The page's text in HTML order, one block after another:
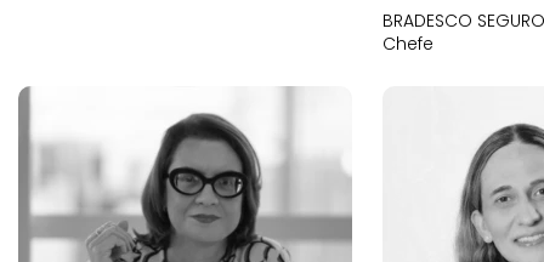
BRADESCO
Chefe